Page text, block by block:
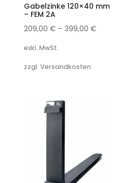
Gabelzinke 120×40 mm
– FEM 2A
209,00€ –399,00€
exkl. MwSt.
zzgl. Versandkosten